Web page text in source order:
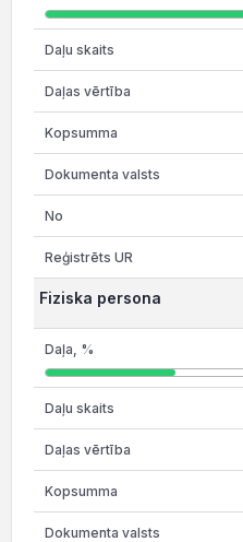
Fiziska persona